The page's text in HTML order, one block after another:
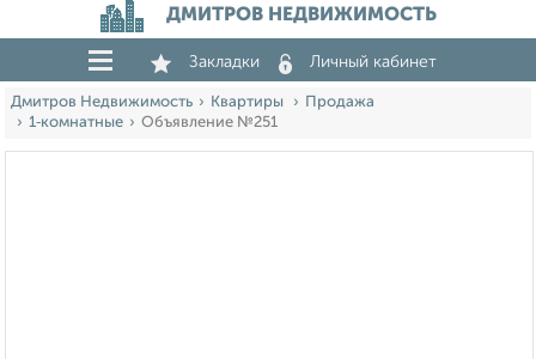
ДМИТРОВ НЕДВИЖИМОСТЬ
Закладки Личный кабинет
Дмитров Недвижимость Квартиры
Продажа
1‑комнатные
Объявление №251